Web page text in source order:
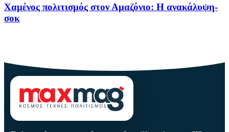
Χαμένος πολιτισμός στον Αμαζόνιο: Η ανακάλυψη-
σοκ